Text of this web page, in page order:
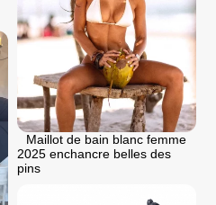
Maillot de bain blanc femme
2025 enchancre belles des
pins